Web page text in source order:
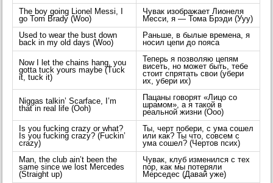
The boy going Lionel Messi, I
go Tom Brady (Woo)
Чувак изображает Лионеля
Месси, я — Тома Брэди (Ууу)
Used to wear the bust down
back in my old days (Woo)
Раньше, в былые времена, я
носил цепи до пояса
Now I let the chains hang, you
gotta tuck yours maybe (Tuck
it, tuck it)
Теперь я позволяю цепям
висеть, но может быть, тебе
стоит спрятать свои (убери
их, убери их)
Niggas talkin’ Scarface, I’m
that in real life (Ooh)
Пацаны говорят «Лицо со
шрамом», а я такой в
реальной жизни (Ооо)
Is you fucking crazy or what?
Is you fucking crazy? (Fuckin’
crazy)
Ты, черт побери, с ума сошел
или как? Ты что, совсем с
ума сошел? (Чертов псих)
Man, the club ain’t been the
same since we lost Mercedes
(Straight up)
Чувак, клуб изменился с тех
пор, как мы потеряли
Мерседес (Давай уже)